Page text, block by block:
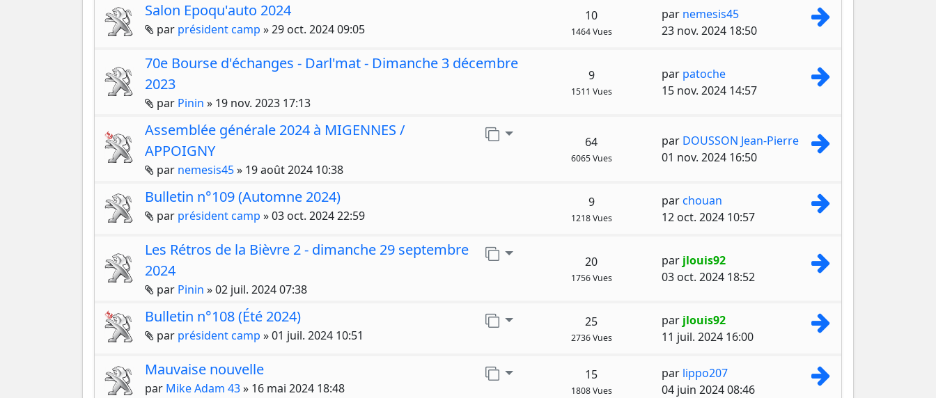
Salon Epoqu'auto 2024
Pièces jointes
par président camp »29 oct. 2024 09:05
10
1464 Vues
par nemesis45
Consulter le
23 nov. 2024 18:50
70e Bourse d'échanges - Darl'mat - Dimanche 3 décembre
2023
Pièces jointes
par Pinin » 19 nov. 2023 17:13
9
1511 Vues
par patoche
Consulter le
15 nov. 2024 14:57
Aller sur la page
Assemblée générale 2024 à MIGENNES /
APPOIGNY
Pièces jointes
par nemesis45» 19 août 2024 10:38
64
6065 Vues
par DOUSSON Jean-Pierre
Consulter le
01 nov. 2024 16:50
Bulletin n°109 (Automne 2024)
Pièces jointes
par président camp »03 oct. 2024 22:59
9
1218 Vues
parchouan
Consulter le
12 oct. 2024 10:57
Aller sur la page
Les Rétros de la Bièvre 2 - dimanche 29 septembre
2024
Pièces jointes
par Pinin »02 juil. 2024 07:38
20
1756 Vues
par jlouis92
Consulter le
03 oct. 2024 18:52
Aller sur la page
Bulletin n°108 (Été 2024)
Pièces jointes
par président camp »01 juil. 2024 10:51
25
2736 Vues
par jlouis92
Consulter le
11 juil. 2024 16:00
Aller sur la page
Mauvaise nouvelle
par Mike Adam 43» 16 mai 2024 18:48
15
1808 Vues
par lippo207
Consulter le
04 juin 2024 08:46